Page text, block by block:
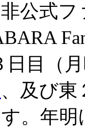
公式
日目（
、及び東
。年